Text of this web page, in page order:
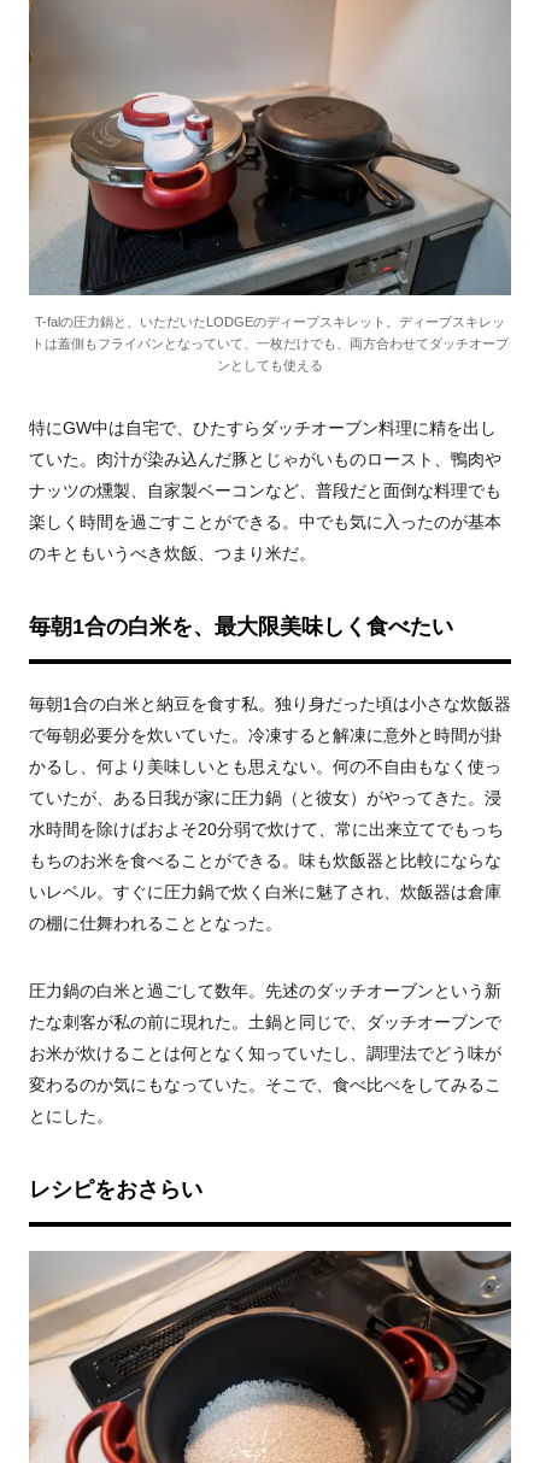
T-falの圧力鍋と、いただいたLODGEのディープスキレット。ディープスキレッ
トは蓋側もフライパンとなっていて、一枚だけでも、両方合わせてダッチオーブ
ンとしても使える
特にGW中は自宅で、ひたすらダッチオーブン料理に精を出し
ていた。肉汁が染み込んだ豚とじゃがいものロースト、鴨肉や
ナッツの燻製、自家製ベーコンなど、普段だと面倒な料理でも
楽しく時間を過ごすことができる。中でも気に入ったのが基本
のキともいうべき炊飯、つまり米だ。
毎朝1合の白米を、最大限美味しく食べたい
毎朝1合の白米と納豆を食す私。独り身だった頃は小さな炊飯器
で毎朝必要分を炊いていた。冷凍すると解凍に意外と時間が掛
かるし、何より美味しいとも思えない。何の不自由もなく使っ
ていたが、ある日我が家に圧力鍋（と彼女）がやってきた。浸
水時間を除けばおよそ20分弱で炊けて、常に出来立てでもっち
もちのお米を食べることができる。味も炊飯器と比較にならな
いレベル。すぐに圧力鍋で炊く白米に魅了され、炊飯器は倉庫
の棚に仕舞われることとなった。
圧力鍋の白米と過ごして数年。先述のダッチオーブンという新
たな刺客が私の前に現れた。土鍋と同じで、ダッチオーブンで
お米が炊けることは何となく知っていたし、調理法でどう味が
変わるのか気にもなっていた。そこで、食べ比べをしてみるこ
とにした。
レシピをおさらい